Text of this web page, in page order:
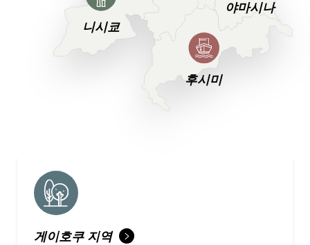
게이호쿠 지역
니시쿄
후시미
야마시나